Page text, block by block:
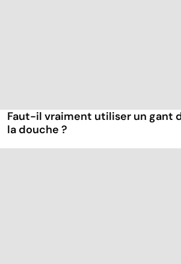
Faut-il vraiment utiliser un gant
la douche ?